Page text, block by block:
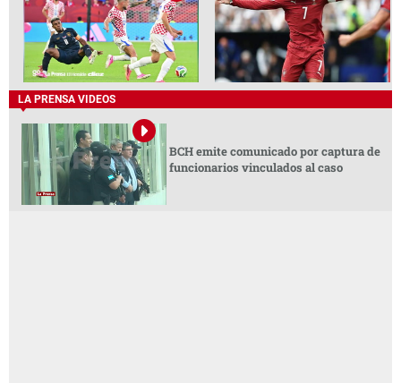
LA PRENSA VIDEOS
BCH emite comunicado por captura de
funcionarios vinculados al caso